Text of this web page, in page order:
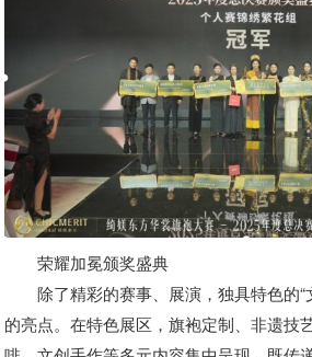
荣耀加冕颁奖盛典
除了精彩的赛事、展演，独具特色的
的亮点。在特色展区，旗袍定制、非遗技